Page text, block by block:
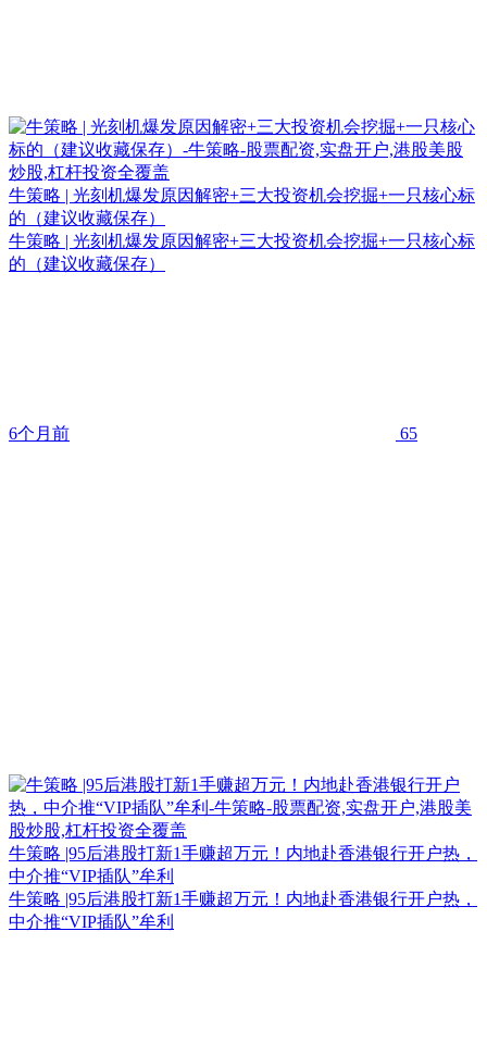
牛策略 | 光刻机爆发原因解密+三大投资机会挖掘+一只核心标
的（建议收藏保存）
牛策略 | 光刻机爆发原因解密+三大投资机会挖掘+一只核心标
的（建议收藏保存）
6个月前 65
牛策略 |95后港股打新1手赚超万元！内地赴香港银行开户热，
中介推“VIP插队”牟利
牛策略 |95后港股打新1手赚超万元！内地赴香港银行开户热，
中介推“VIP插队”牟利